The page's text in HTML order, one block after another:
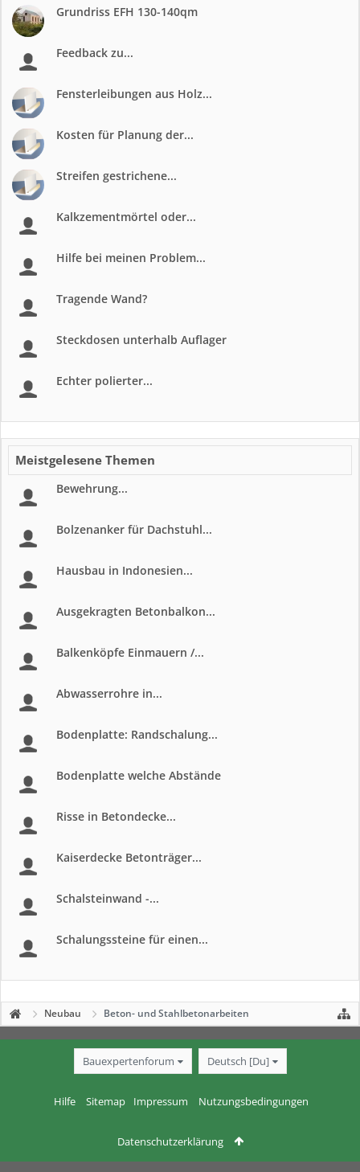
Grundriss EFH 130-140qm
Feedback zu...
Fensterleibungen aus Holz...
Kosten für Planung der...
Streifen gestrichene...
Kalkzementmörtel oder...
Hilfe bei meinen Problem...
Tragende Wand?
Steckdosen unterhalb Auflager
Echter polierter...
Meistgelesene Themen
Bewehrung...
Bolzenanker für Dachstuhl...
Hausbau in Indonesien...
Ausgekragten Betonbalkon...
Balkenköpfe Einmauern /...
Abwasserrohre in...
Bodenplatte: Randschalung...
Bodenplatte welche Abstände
Risse in Betondecke...
Kaiserdecke Betonträger...
Schalsteinwand -...
Schalungssteine für einen...
Neubau Beton- und Stahlbetonarbeiten
Bauexpertenforum Deutsch [Du]
Hilfe Sitemap Impressum Nutzungsbedingungen
Datenschutzerklärung